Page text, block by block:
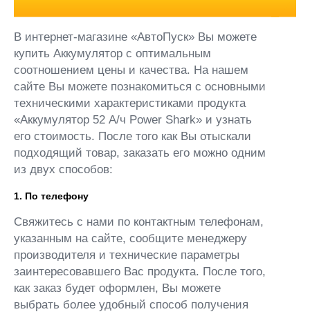
В интернет-магазине «АвтоПуск» Вы можете
купить Аккумулятор с оптимальным
соотношением цены и качества. На нашем
сайте Вы можете познакомиться с основными
техническими характеристиками продукта
«Аккумулятор 52 А/ч Power Shark» и узнать
его стоимость. После того как Вы отыскали
подходящий товар, заказать его можно одним
из двух способов:
1. По телефону
Свяжитесь с нами по контактным телефонам,
указанным на сайте, сообщите менеджеру
производителя и технические параметры
заинтересовавшего Вас продукта. После того,
как заказ будет оформлен, Вы можете
выбрать более удобный способ получения